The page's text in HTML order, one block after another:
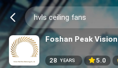
Foshan Peak
28 YEARS 5.0